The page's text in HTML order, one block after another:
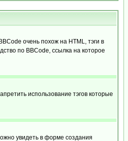
очень похож на HTML, тэги в
по BBCode, ссылка на которое
использование тэгов которые
увидеть в форме создания